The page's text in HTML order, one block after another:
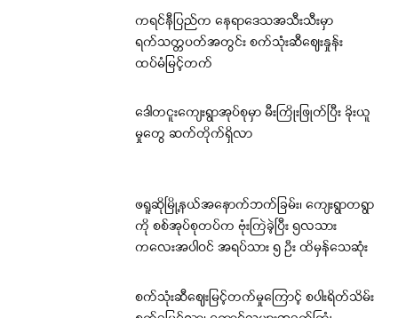
ကရင်နီပြည်က နေရာဒေသအသီးသီးမှာ
ရက်သတ္တပတ်အတွင်း စက်သုံးဆီဈေးနှုန်း
ထပ်မံမြင့်တက်
ဒေါတငူးကျေးရွာအုပ်စုမှာ မီးကြိုးဖြုတ်ပြီး ခိုးယူ
မှုတွေ ဆက်တိုက်ရှိလာ
ဖရူဆိုမြို့နယ်အနောက်ဘက်ခြမ်း၊ ကျေးရွာတရွာ
ကို စစ်အုပ်စုတပ်က ဗုံးကြဲခဲ့ပြီး ၅လသား
ကလေးအပါဝင် အရပ်သား ၅ ဦး ထိမှန်သေဆုံး
စက်သုံးဆီဈေးမြင့်တက်မှုကြောင့် စပါးရိတ်သိမ်း